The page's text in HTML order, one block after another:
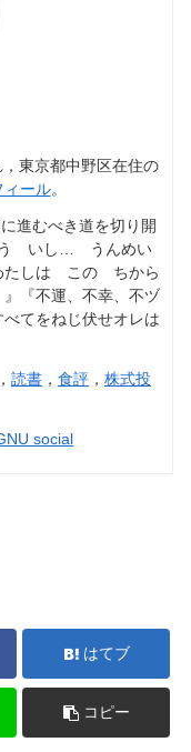
東京都中野区在住の
ィール。
進むべき道を切り開
う いし… うんめい
たしは この ちから
『不運、不幸、不ヅ
てをねじ伏せオレは
， 読書 ， 食評 ， 株式投
social
はてブ
コピー